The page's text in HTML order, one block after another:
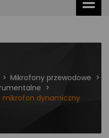
Mikrofony przewodowe
mikrofon dynamiczny